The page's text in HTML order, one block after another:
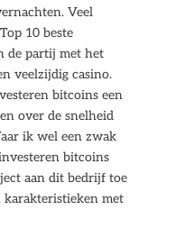
Veel
10 beste
de partij met het
veelzijdig casino.
bitcoins een
over de snelheid
ik wel een zwak
bitcoins
aan dit bedrijf toe
met